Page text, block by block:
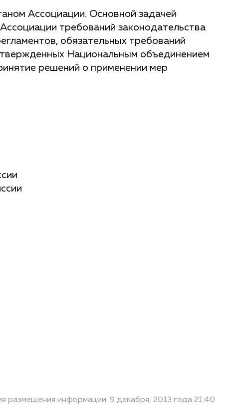
Ассоциации. Основной задачей
требований законодательства
обязательных требований
Национальным объединением
решений о применении мер
размещения информации: 9 декабря, 2013 года 21:40